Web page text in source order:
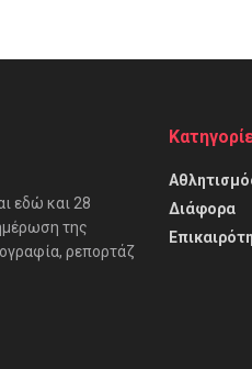
εδώ και 28
της
ρεπορτάζ
Διάφορα